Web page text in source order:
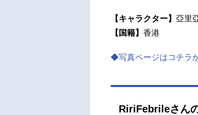
【キャラクター】 亞里
【国籍】 香港
◆写真ページはコチラ
RiriFebrileさん